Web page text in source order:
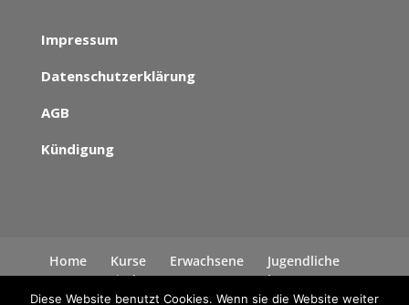
Impressum
Datenschutzerklärung
AGB
Kündigung
Home Kurse Erwachsene
Jugendliche
Kinder
News
Kontakt
Datenschutzerklärung
Diese Website benutzt Cookies. Wenn sie die Website weiter